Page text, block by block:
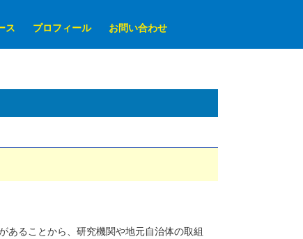
ス プロフィール お問い合わせ
あることから、研究機関や地元自治体の取組